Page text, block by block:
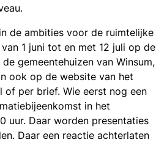
de ambities voor de ruimtelijke
1 juni tot en met 12 juli op de
gemeentehuizen van Winsum,
ook op de website van het
of per brief. Wie eerst nog een
in het
uur. Daar worden presentaties
Daar een reactie achterlaten